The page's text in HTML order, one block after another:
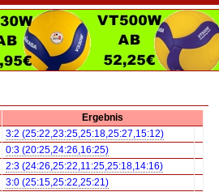
Ergebnis
3:2 (25:22,23:25,25:18,25:27,15:12)
0:3 (20:25,24:26,16:25)
2:3 (24:26,25:22,11:25,25:18,14:16)
3:0 (25:15,25:22,25:21)